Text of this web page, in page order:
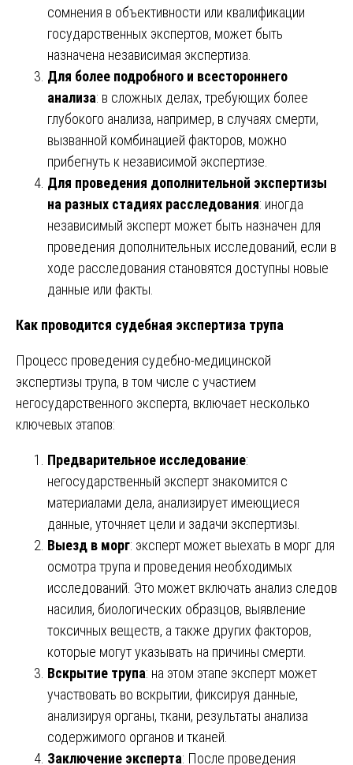
сомнения в объективности или квалификации
государственных экспертов, может быть
назначена независимая экспертиза.
Для более подробного и всестороннего
анализа: в сложных делах, требующих более
глубокого анализа, например, в случаях смерти,
вызванной комбинацией факторов, можно
прибегнуть к независимой экспертизе.
Для проведения дополнительной экспертизы
на разных стадиях расследования: иногда
независимый эксперт может быть назначен для
проведения дополнительных исследований, если в
ходе расследования становятся доступны новые
данные или факты.
Как проводится судебная экспертиза трупа
Процесс проведения судебно-медицинской
экспертизы трупа, в том числе с участием
негосударственного эксперта, включает несколько
ключевых этапов:
Предварительное исследование:
негосударственный эксперт знакомится с
материалами дела, анализирует имеющиеся
данные, уточняет цели и задачи экспертизы.
Выезд в морг: эксперт может выехать в морг для
осмотра трупа и проведения необходимых
исследований. Это может включать анализ следов
насилия, биологических образцов, выявление
токсичных веществ, а также других факторов,
которые могут указывать на причины смерти.
Вскрытие трупа: на этом этапе эксперт может
участвовать во вскрытии, фиксируя данные,
анализируя органы, ткани, результаты анализа
содержимого органов и тканей.
Заключение эксперта: После проведения